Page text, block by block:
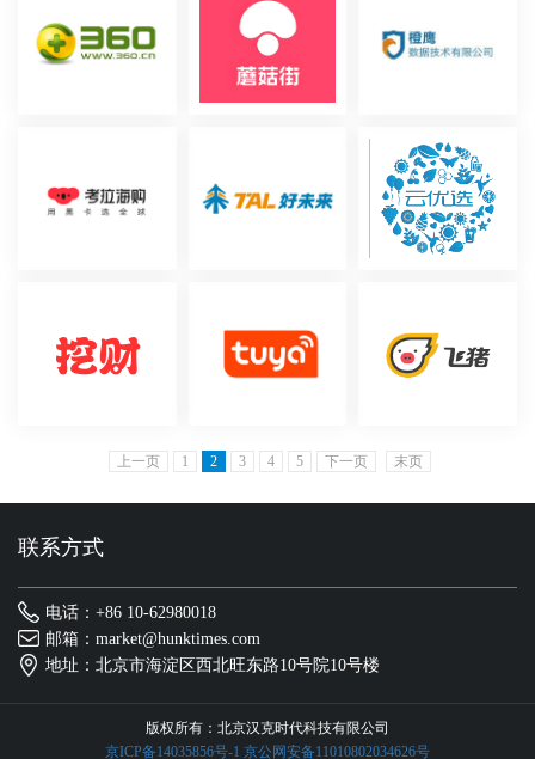
上一页 1 2 3 4 5 下一页 末页
联系方式
电话：+86 10-62980018
邮箱：market@hunktimes.com
地址：北京市海淀区西北旺东路10号院10号楼
版权所有：北京汉克时代科技有限公司
京ICP备14035856号-1 京公网安备11010802034626号